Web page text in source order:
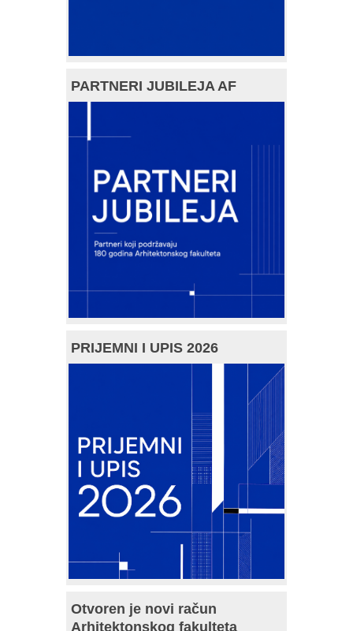
PARTNERI JUBILEJA AF
PRIJEMNI I UPIS 2026
Otvoren je novi račun
Arhitektonskog fakulteta